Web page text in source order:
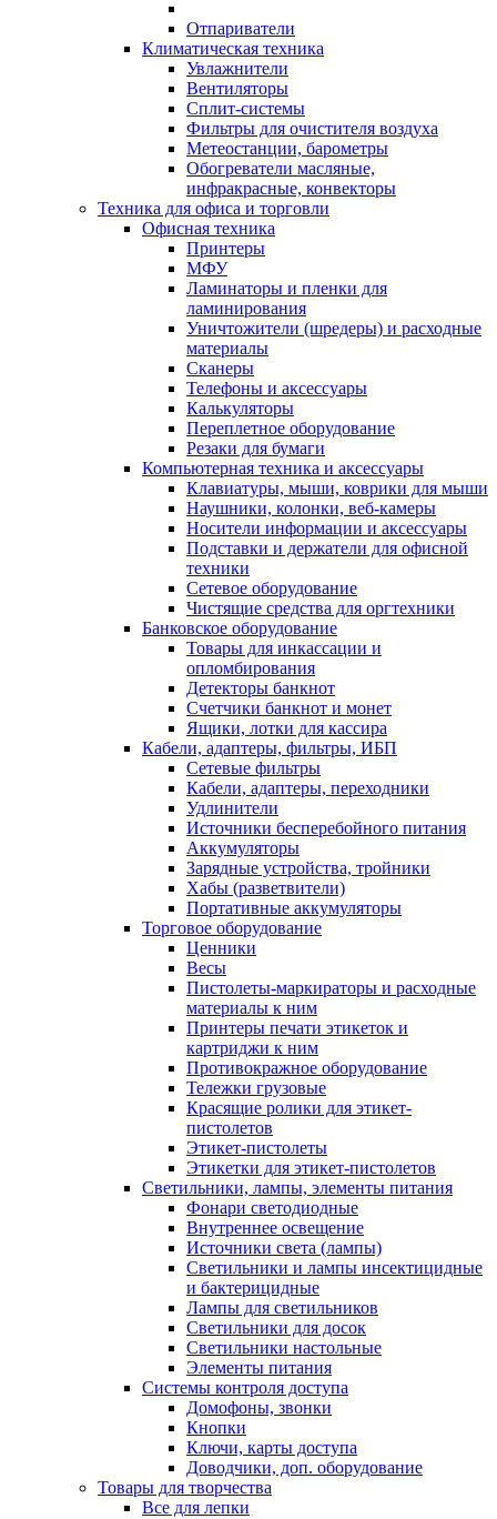
Отпариватели
Климатическая техника
Увлажнители
Вентиляторы
Сплит-системы
Фильтры для очистителя воздуха
Метеостанции, барометры
Обогреватели масляные,
инфракрасные, конвекторы
Техника для офиса и торговли
Офисная техника
Принтеры
МФУ
Ламинаторы и пленки для
ламинирования
Уничтожители (шредеры) и расходные
материалы
Сканеры
Телефоны и аксессуары
Калькуляторы
Переплетное оборудование
Резаки для бумаги
Компьютерная техника и аксессуары
Клавиатуры, мыши, коврики для мыши
Наушники, колонки, веб-камеры
Носители информации и аксессуары
Подставки и держатели для офисной
техники
Сетевое оборудование
Чистящие средства для оргтехники
Банковское оборудование
Товары для инкассации и
опломбирования
Детекторы банкнот
Счетчики банкнот и монет
Ящики, лотки для кассира
Кабели, адаптеры, фильтры, ИБП
Сетевые фильтры
Кабели, адаптеры, переходники
Удлинители
Источники бесперебойного питания
Аккумуляторы
Зарядные устройства, тройники
Хабы (разветвители)
Портативные аккумуляторы
Торговое оборудование
Ценники
Весы
Пистолеты-маркираторы и расходные
материалы к ним
Принтеры печати этикеток и
картриджи к ним
Противокражное оборудование
Тележки грузовые
Красящие ролики для этикет-
пистолетов
Этикет-пистолеты
Этикетки для этикет-пистолетов
Светильники, лампы, элементы питания
Фонари светодиодные
Внутреннее освещение
Источники света (лампы)
Светильники и лампы инсектицидные
и бактерицидные
Лампы для светильников
Светильники для досок
Светильники настольные
Элементы питания
Системы контроля доступа
Домофоны, звонки
Кнопки
Ключи, карты доступа
Доводчики, доп. оборудование
Товары для творчества
Все для лепки